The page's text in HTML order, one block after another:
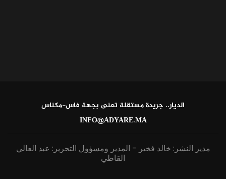
الديار.. جريدة مستقلة تعنى بجهة فاس-مكناس
INFO@ADYARE.MA
مدير النشر: خالد فخير - المدير ومسؤول التحرير: عبد العالي
القاطي